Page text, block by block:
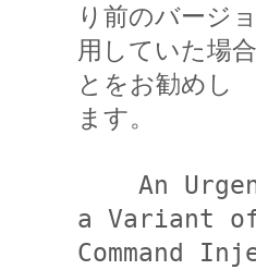
り前のバージ
用していた場
とをお勧めし
ます。
a Variant of
Command